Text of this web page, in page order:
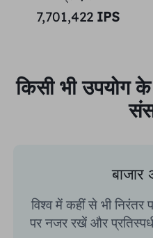
7,701,422 IPS
किसी भी उपयोग
विश्व में कहीं से भी
पर नजर रखें और